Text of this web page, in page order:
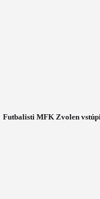
Futbalisti MFK Zvolen